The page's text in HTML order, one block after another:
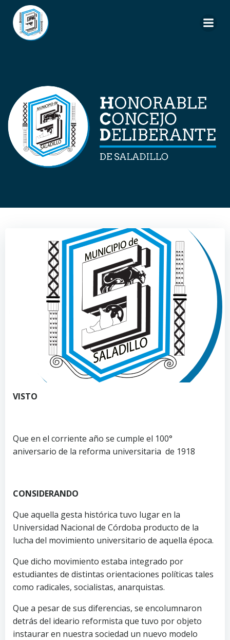
VISTO
Que en el corriente año se cumple el 100°
aniversario de la reforma universitaria de 1918
CONSIDERANDO
Que aquella gesta histórica tuvo lugar en la
Universidad Nacional de Córdoba producto de la
lucha del movimiento universitario de aquella época.
Que dicho movimiento estaba integrado por
estudiantes de distintas orientaciones políticas tales
como radicales, socialistas, anarquistas.
Que a pesar de sus diferencias, se encolumnaron
detrás del ideario reformista que tuvo por objeto
instaurar en nuestra sociedad un nuevo modelo